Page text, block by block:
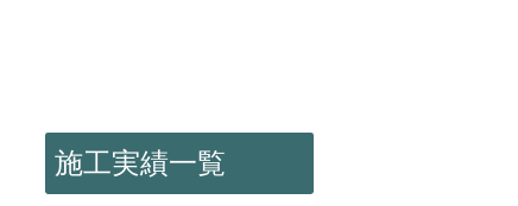
施工実績一覧